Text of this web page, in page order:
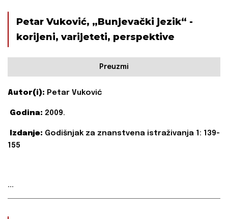
Petar Vuković, „Bunjevački jezik“ -
korijeni, varijeteti, perspektive
Preuzmi
Autor(i): Petar Vuković
Godina: 2009.
Izdanje: Godišnjak za znanstvena istraživanja 1: 139-
155
...